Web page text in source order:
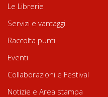
Le Librerie
Servizi e vantaggi
Raccolta punti
Eventi
Collaborazioni e Festival
Notizie e Area stampa